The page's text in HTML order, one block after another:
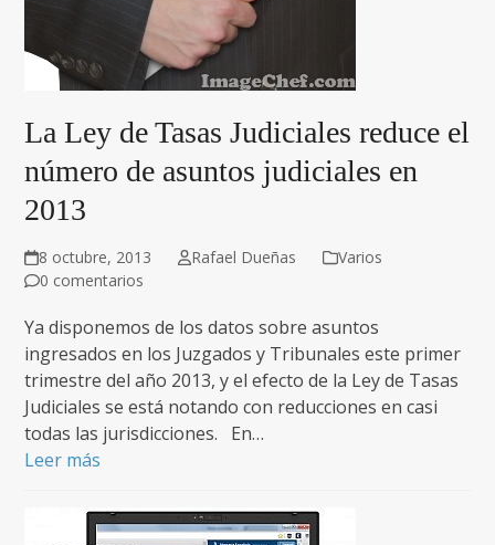
La Ley de Tasas Judiciales reduce el
número de asuntos judiciales en
2013
8 octubre, 2013 Rafael Dueñas
Varios
0 comentarios
Ya disponemos de los datos sobre asuntos
ingresados en los Juzgados y Tribunales este primer
trimestre del año 2013, y el efecto de la Ley de Tasas
Judiciales se está notando con reducciones en casi
todas las jurisdicciones. En…
Leer más